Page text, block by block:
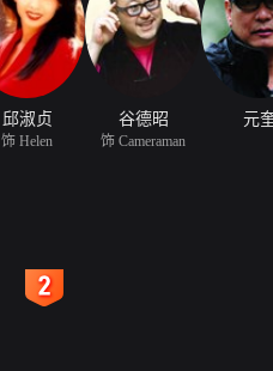
邱淑贞
饰 Helen
谷德昭
饰 Cameraman
元